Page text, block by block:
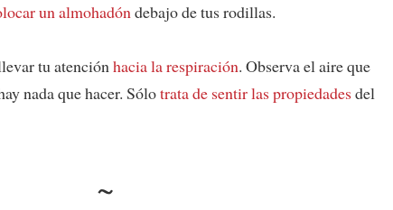
un almohadón debajo de tus rodillas.
tu atención hacia la respiración. Observa el aire que
nada que hacer. Sólotrata de sentir las propiedadesdel
~